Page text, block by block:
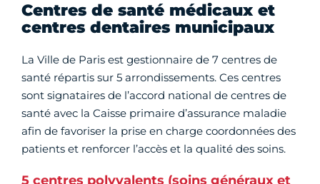
Centres de santé médicaux et
centres dentaires municipaux
La Ville de Paris est gestionnaire de 7 centres de
santé répartis sur 5 arrondissements. Ces centres
sont signataires de l’accord national de centres de
santé avec la Caisse primaire d’assurance maladie
afin de favoriser la prise en charge coordonnées des
patients et renforcer l’accès et la qualité des soins.
5 centres polyvalents (soins généraux et